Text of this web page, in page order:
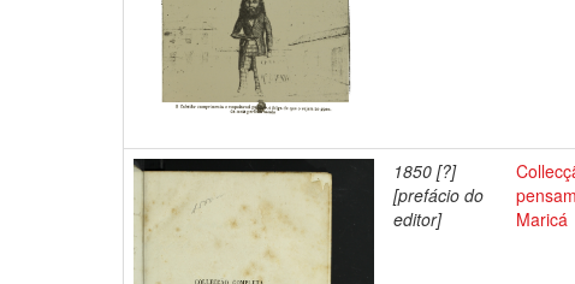
1850 [?]
[prefácio do
editor]
Maricá